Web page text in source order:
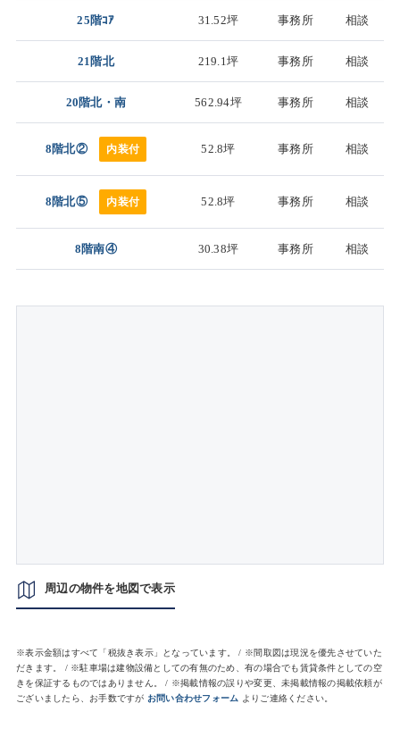
25階ｺｱ 31.52坪 事務所 相談
21階北 219.1坪 事務所 相談
20階北・南 562.94坪 事務所 相談
8階北② 内装付 52.8坪 事務所 相談
8階北⑤ 内装付 52.8坪 事務所 相談
8階南④ 30.38坪 事務所 相談
周辺の物件を地図で表示
※表示金額はすべて「税抜き表示」となっています。 / ※間取図は現況を優先させていた
だきます。 / ※駐車場は建物設備としての有無のため、有の場合でも賃貸条件としての空
きを保証するものではありません。 / ※掲載情報の誤りや変更、未掲載情報の掲載依頼が
ございましたら、お手数ですが お問い合わせフォーム よりご連絡ください。